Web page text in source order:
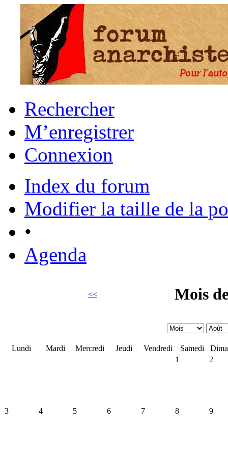
Rechercher
M’enregistrer
Connexion
Index du forum
Modifier la taille de la
•
Agenda
<< Mois
Lundi Mardi Mercredi Jeudi Vendredi Samedi
1
2
3 4 5 6 7 8 9